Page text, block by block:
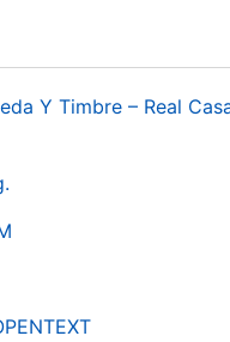
Y Timbre – Real